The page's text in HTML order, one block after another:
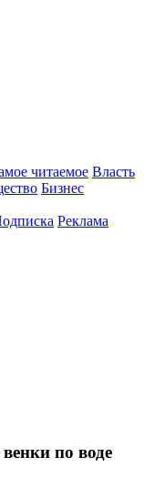
читаемое Власть
Бизнес
Реклама
по воде